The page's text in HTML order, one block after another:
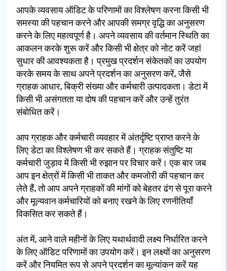
आपके व्यवसाय ऑडिट के परिणामों का विश्लेषण करना किसी भी
समस्या की पहचान करने और आपकी समग्र वृद्धि का अनुसरण
करने के लिए महत्वपूर्ण है। अपने व्यवसाय की वर्तमान स्थिति का
आकलन करके शुरू करें और किसी भी क्षेत्र को नोट करें जहां
सुधार की आवश्यकता है। प्रमुख प्रदर्शन संकेतकों का उपयोग
करके समय के साथ अपने प्रदर्शन का अनुसरण करें, जैसे
ग्राहक आधार, बिक्री संख्या और कर्मचारी उत्पादकता। डेटा में
किसी भी असंगतता या दोष की पहचान करें और उन्हें तुरंत
संबोधित करें।
आप ग्राहक और कर्मचारी व्यवहार में अंतर्दृष्टि प्राप्त करने के
लिए डेटा का विश्लेषण भी कर सकते हैं। ग्राहक संतुष्टि या
कर्मचारी जुड़ाव में किसी भी रुझान पर विचार करें। एक बार जब
आप इन क्षेत्रों में किसी भी ताकत और कमजोरी की पहचान कर
लेते हैं, तो आप अपने ग्राहकों की मांगों को बेहतर ढंग से पूरा करने
और मूल्यवान कर्मचारियों को बनाए रखने के लिए रणनीतियाँ
विकसित कर सकते हैं।
अंत में, आने वाले महीनों के लिए यथार्थवादी लक्ष्य निर्धारित करने
के लिए ऑडिट परिणामों का उपयोग करें। इन लक्ष्यों का अनुसरण
करें और नियमित रूप से अपने प्रदर्शन का मूल्यांकन करें यह